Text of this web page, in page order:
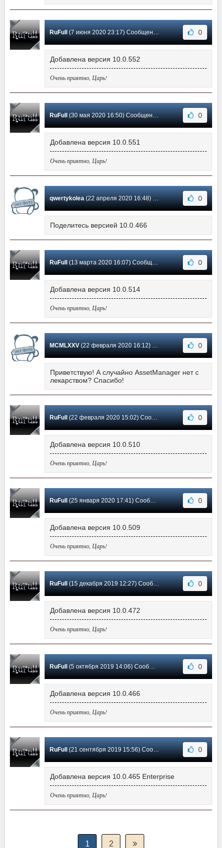
RuFull (7 июня 2020 23:17) Сообщение #11 0
Добавлена версия 10.0.552
Очень приятно, Царь!
RuFull (30 мая 2020 16:50) Сообщение #10 0
Добавлена версия 10.0.551
Очень приятно, Царь!
qwertykolea(22 апреля 2020 16:48) Сообщение #9 0
Поделитесь версией 10.0.466
RuFull (13 марта 2020 16:07) Сообщение #8 0
Добавлена версия 10.0.514
Очень приятно, Царь!
MCMLXXV(22 февраля 2020 16:12) Сообщение #7 0
Приветствую! А случайно AssetManager нет с
лекарством? Спасибо!
RuFull (22 февраля 2020 15:02) Сообщение #6 0
Добавлена версия 10.0.510
Очень приятно, Царь!
RuFull (25 января 2020 17:41) Сообщение #5 0
Добавлена версия 10.0.509
Очень приятно, Царь!
RuFull (15 декабря 2019 12:27) Сообщение #4 0
Добавлена версия 10.0.472
Очень приятно, Царь!
RuFull (5 октября 2019 14:06) Сообщение #3 0
Добавлена версия 10.0.466
Очень приятно, Царь!
RuFull (21 сентября 2019 15:56) Сообщение #2 0
Добавлена версия 10.0.465 Enterprise
Очень приятно, Царь!
1 2